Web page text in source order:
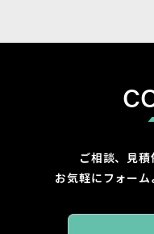
ご相談、見
お気軽にフォーム